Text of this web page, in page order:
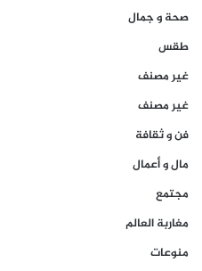
صحة و جمال
طقس
غير مصنف
غير مصنف
فن و ثقافة
مال و أعمال
مجتمع
مغاربة العالم
منوعات